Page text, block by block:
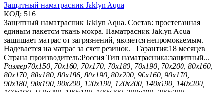
Защитный наматрасник Jaklyn Aqua
КОД: 516
Защитный наматрасник Jaklyn Aqua. Состав: простеганная
единым пакетом ткань мохра. Наматрасник Jaklyn Aqua
защищает матрас от загрязнений, является непромокаемым.
Надевается на матрас за счет резинок. Гарантия:18 месяцев
Страна производитель:Россия Тип наматрасника:защитный...
Размер70х150, 70х160, 70х170, 70х180, 70х190, 70х200, 80х160,
80х170, 80х180, 80х186, 80х190, 80х200, 90х160, 90х170,
90х180, 90х190, 90х200, 120х190, 120х200, 140х190, 140х200,